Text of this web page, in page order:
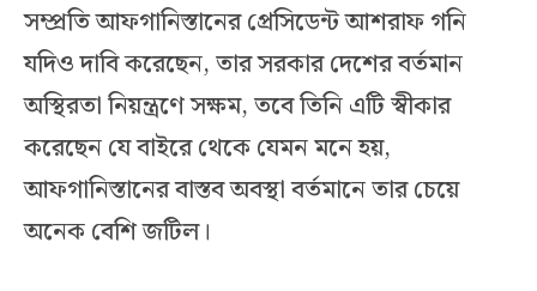
সম্প্রতি আফগানিস্তানের প্রেসিডেন্ট আশরাফ গনি
যদিও দাবি করেছেন, তার সরকার দেশের বর্তমান
অস্থিরতা নিয়ন্ত্রণে সক্ষম, তবে তিনি এটি স্বীকার
করেছেন যে বাইরে থেকে যেমন মনে হয়,
আফগানিস্তানের বাস্তব অবস্থা বর্তমানে তার চেয়ে
অনেক বেশি জটিল।